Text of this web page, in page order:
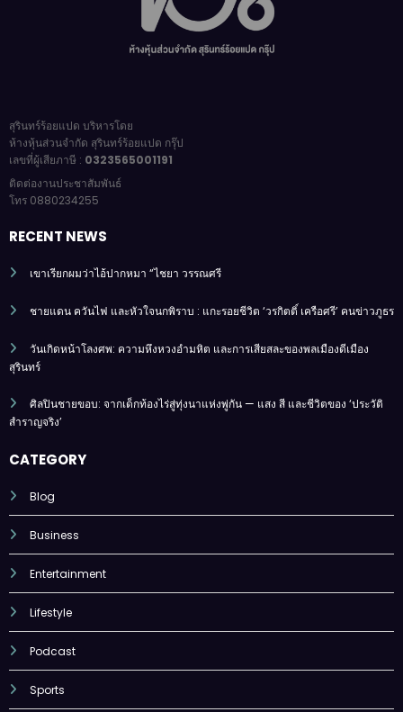
สุรินทร์ร้อยแปด บริหารโดย
ห้างหุ้นส่วนจำกัด สุรินทร์ร้อยแปด กรุ๊ป
เลขที่ผู้เสียภาษี : 0323565001191
ติดต่องานประชาสัมพันธ์
โทร 0880234255
RECENT NEWS
เขาเรียกผมว่าไอ้ปากหมา “ไชยา วรรณศรี
ชายแดน ควันไฟ และหัวใจนกพิราบ : แกะรอยชีวิต ‘วรกิตติ์ เครือศรี’ คนข่าวภูธร
วันเกิดหน้าโลงศพ: ความหึงหวงอำมหิต และการเสียสละของพลเมืองดีเมือง
สุรินทร์
ศิลปินชายขอบ: จากเด็กท้องไร่สู่ทุ่งนาแห่งพู่กัน — แสง สี และชีวิตของ ‘ประวัติ
สำราญจริง’
CATEGORY
Blog
Business
Entertainment
Lifestyle
Podcast
Sports